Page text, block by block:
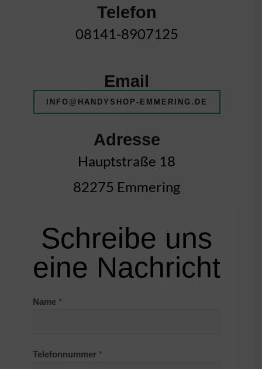
Telefon
08141-8907125
Email
INFO@HANDYSHOP-EMMERING.DE
Adresse
Hauptstraße 18
82275 Emmering
Schreibe uns
eine Nachricht
Name *
Telefonnummer *